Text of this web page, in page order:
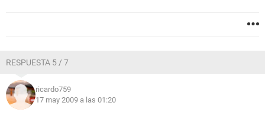
RESPUESTA 5 / 7
ricardo759
17 may 2009 a las 01:20